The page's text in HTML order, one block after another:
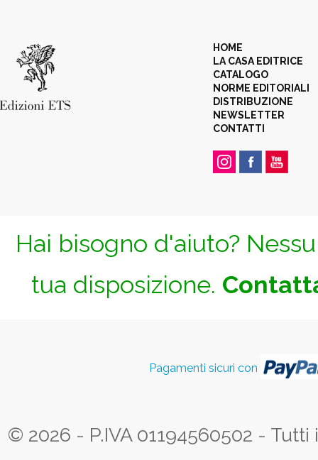
HOME
LA CASA EDITRICE
CATALOGO
NORME EDITORIALI
DISTRIBUZIONE
NEWSLETTER
CONTATTI
Hai bisogno d'aiuto?
tua disposizione.
Pagamenti sicuri con
© 2026 - P.IVA 01194560502 -